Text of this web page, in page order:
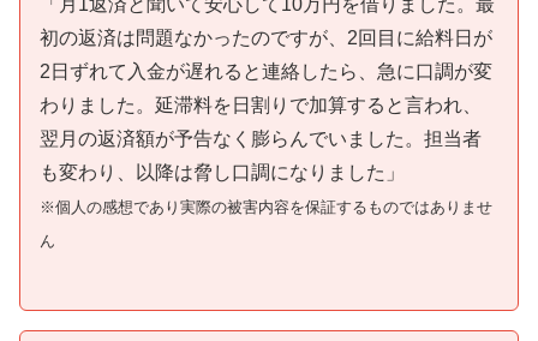
初の返済は問題なかったのですが、2回目に給料日が
2日ずれて入金が遅れると連絡したら、急に口調が変
わりました。延滞料を日割りで加算すると言われ、
翌月の返済額が予告なく膨らんでいました。担当者
も変わり、以降は脅し口調になりました」
※個人の感想であり実際の被害内容を保証するものではありませ
ん